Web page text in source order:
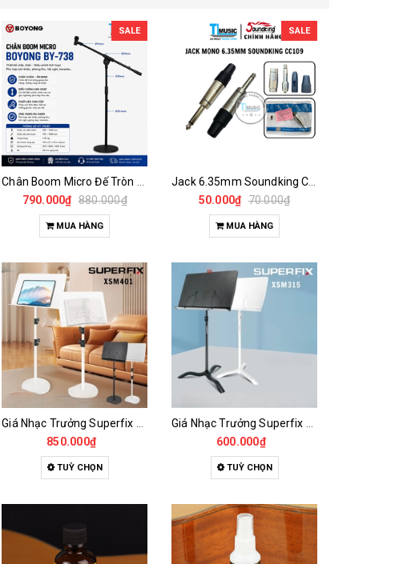
SALE
790.000₫ 880.000₫
MUA HÀNG
SALE
50.000₫ 70.000₫
MUA HÀNG
850.000₫
TUỲ CHỌN
600.000₫
TUỲ CHỌN